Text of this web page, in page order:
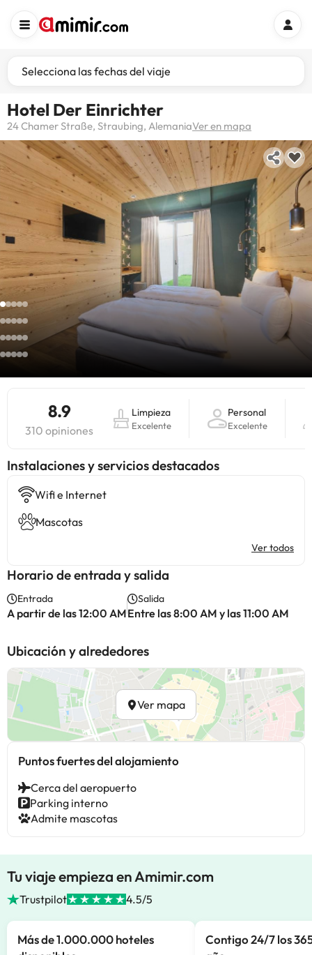
Selecciona las fechas del viaje
Hotel Der Einrichter
24 Chamer Straße, Straubing, AlemaniaVer en mapa
8.9
310 opiniones
Limpieza
Excelente
Personal
Excelente
Instalaciones y servicios destacados
Wifi e Internet
Mascotas
Ver todos
Horario de entrada y salida
Entrada
A partir de las 12:00 AM
Salida
Entre las 8:00 AM y las 11:00 AM
Ubicación y alrededores
Ver mapa
Puntos fuertes del alojamiento
Cerca del aeropuerto
Parking interno
Admite mascotas
Tu viaje empieza en Amimir.com
Trustpilot 4.5/5
Más de 1.000.000 hoteles
Contigo 24/7 los